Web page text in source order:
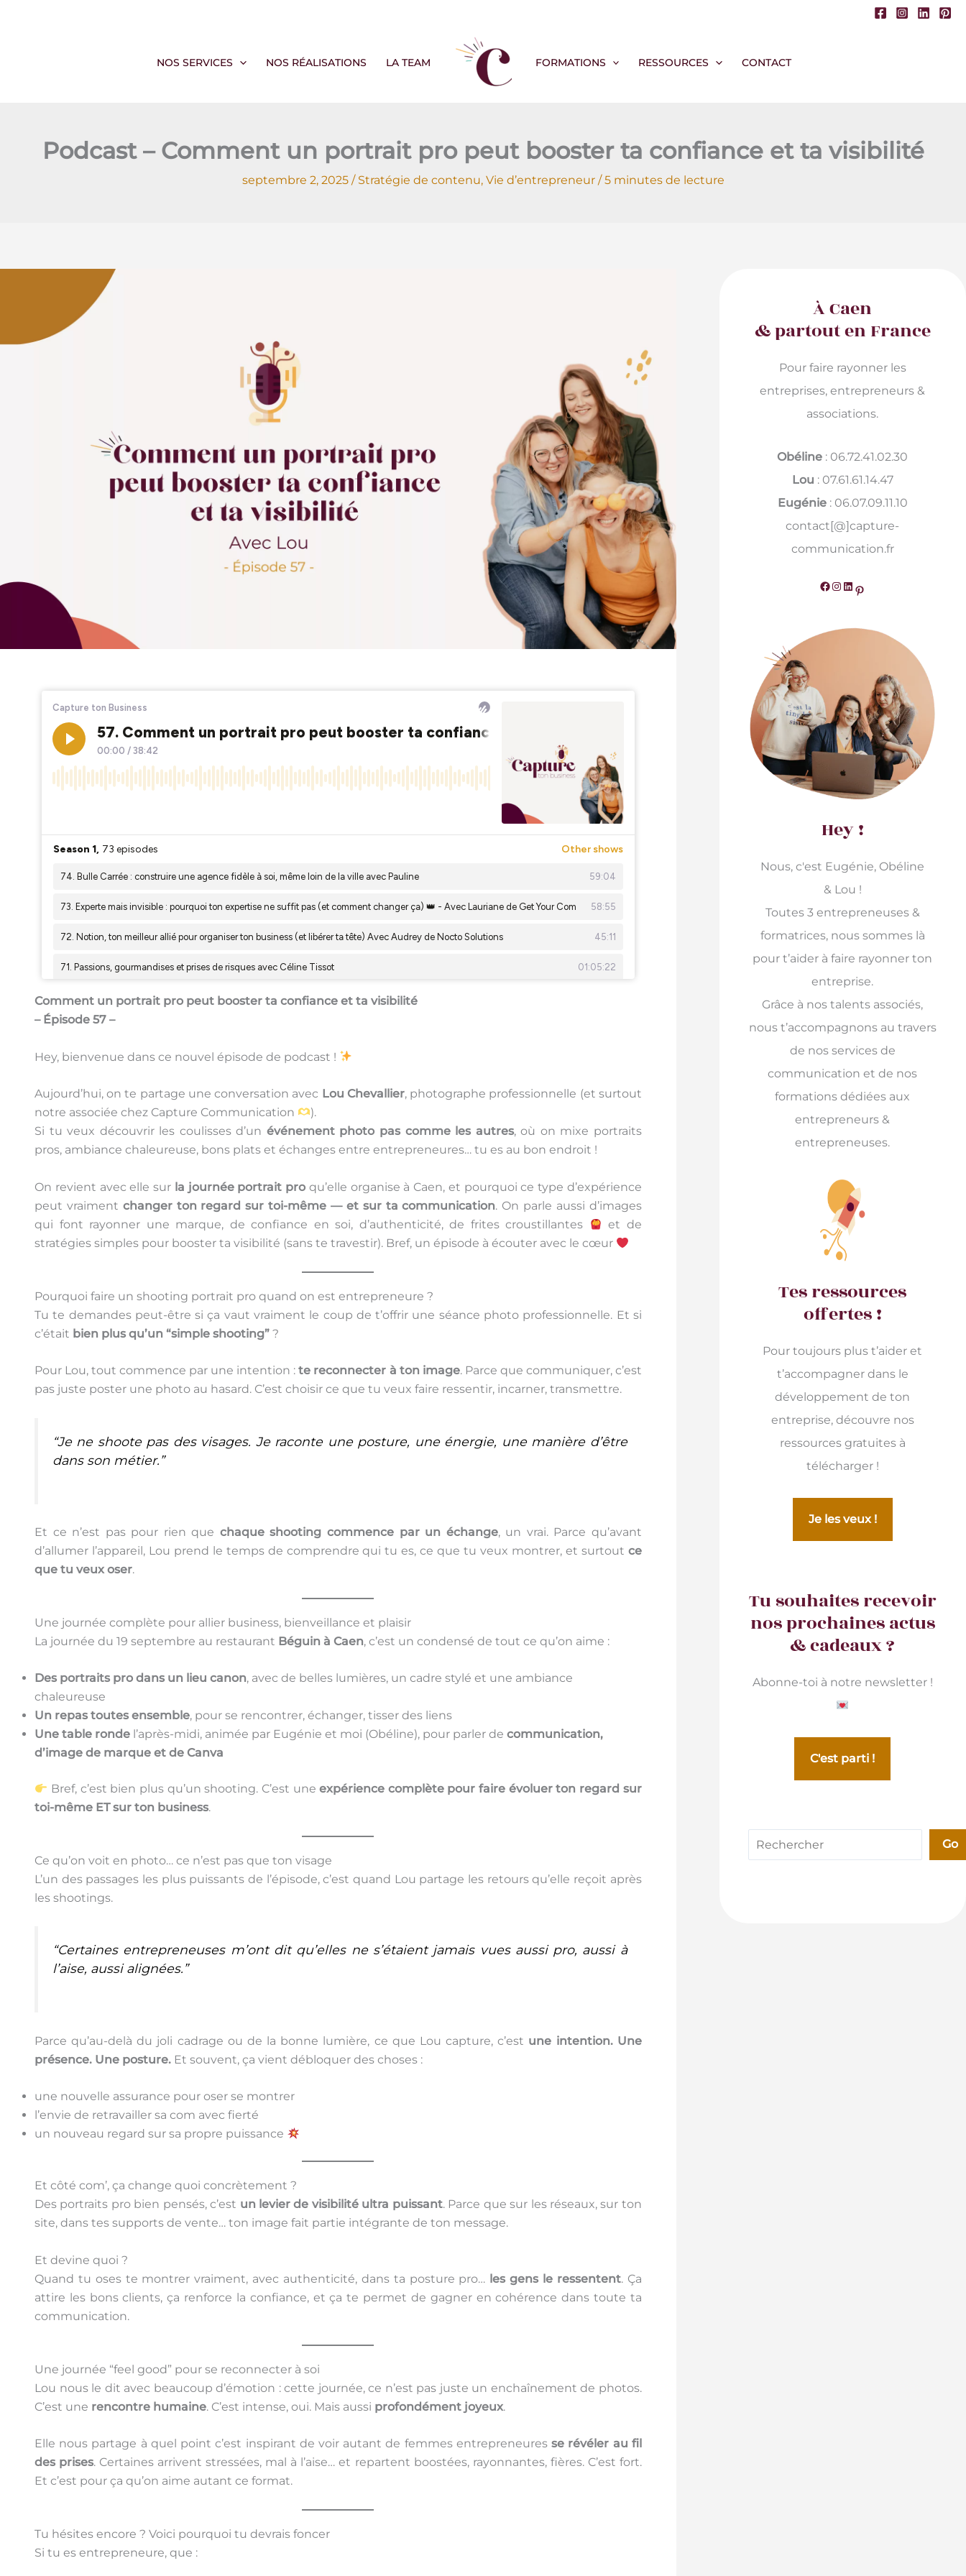
NOS SERVICES NOS RÉALISATIONS LA TEAM FORMATIONS RESSOURCES CONTACT
Podcast – Comment un portrait pro peut booster ta confiance et ta visibilité
septembre 2, 2025 / Stratégie de contenu, Vie d’entrepreneur/5 minutes de lecture
Comment un portrait pro peut booster ta confiance et ta visibilité
– Épisode 57 –
Hey, bienvenue dans ce nouvel épisode de podcast !
Aujourd’hui, on te partage une conversation avec Lou Chevallier, photographe professionnelle (et surtout
notre associée chez Capture Communication
).
Si tu veux découvrir les coulisses d’un événement photo pas comme les autres, où on mixe portraits
pros, ambiance chaleureuse, bons plats et échanges entre entrepreneures… tu es au bon endroit !
On revient avec elle sur la journée portrait pro qu’elle organise à Caen, et pourquoi ce type d’expérience
peut vraiment changer ton regard sur toi-même — et sur ta communication. On parle aussi d’images
qui font rayonner une marque, de confiance en soi, d’authenticité, de frites croustillantes
et de
stratégies simples pour booster ta visibilité (sans te travestir). Bref, un épisode à écouter avec le cœur
Pourquoi faire un shooting portrait pro quand on est entrepreneure ?
Tu te demandes peut-être si ça vaut vraiment le coup de t’offrir une séance photo professionnelle. Et si
c’était bien plus qu’un “simple shooting” ?
Pour Lou, tout commence par une intention :te reconnecter à ton image. Parce que communiquer, c’est
pas juste poster une photo au hasard. C’est choisir ce que tu veux faire ressentir, incarner, transmettre.
“Je ne shoote pas des visages. Je raconte une posture, une énergie, une manière d’être
dans son métier.”
Et ce n’est pas pour rien que chaque shooting commence par un échange, un vrai. Parce qu’avant
d’allumer l’appareil, Lou prend le temps de comprendre qui tu es, ce que tu veux montrer, et surtout ce
que tu veux oser.
Une journée complète pour allier business, bienveillance et plaisir
La journée du 19 septembre au restaurant Béguin à Caen, c’est un condensé de tout ce qu’on aime :
Des portraits pro dans un lieu canon, avec de belles lumières, un cadre stylé et une ambiance
chaleureuse
Un repas toutes ensemble, pour se rencontrer, échanger, tisser des liens
Une table ronde l’après-midi, animée par Eugénie et moi (Obéline), pour parler de communication,
d’image de marque et de Canva
Bref, c’est bien plus qu’un shooting. C’est uneexpérience complète pour faire évoluer ton regard sur
toi-même ET sur ton business.
Ce qu’on voit en photo… ce n’est pas que ton visage
L’un des passages les plus puissants de l’épisode, c’est quand Lou partage les retours qu’elle reçoit après
les shootings.
“Certaines entrepreneuses m’ont dit qu’elles ne s’étaient jamais vues aussi pro, aussi à
l’aise, aussi alignées.”
Parce qu’au-delà du joli cadrage ou de la bonne lumière, ce que Lou capture, c’est une intention. Une
présence. Une posture. Et souvent, ça vient débloquer des choses :
une nouvelle assurance pour oser se montrer
l’envie de retravailler sa com avec fierté
un nouveau regard sur sa propre puissance
Et côté com’, ça change quoi concrètement ?
Des portraits pro bien pensés, c’est un levier de visibilité ultra puissant. Parce que sur les réseaux, sur ton
site, dans tes supports de vente… ton image fait partie intégrante de ton message.
Et devine quoi ?
Quand tu oses te montrer vraiment, avec authenticité, dans ta posture pro… les gens le ressentent. Ça
attire les bons clients, ça renforce la confiance, et ça te permet de gagner en cohérence dans toute ta
communication.
Une journée “feel good” pour se reconnecter à soi
Lou nous le dit avec beaucoup d’émotion : cette journée, ce n’est pas juste un enchaînement de photos.
C’est une rencontre humaine. C’est intense, oui. Mais aussi profondément joyeux.
Elle nous partage à quel point c’est inspirant de voir autant de femmes entrepreneuresse révéler au fil
des prises. Certaines arrivent stressées, mal à l’aise… et repartent boostées, rayonnantes, fières. C’est fort.
Et c’est pour ça qu’on aime autant ce format.
Tu hésites encore ? Voici pourquoi tu devrais foncer
Si tu es entrepreneure, que :
À Caen
& partout en France
Pour faire rayonner les
entreprises, entrepreneurs &
associations.
Obéline : 06.72.41.02.30
Lou : 07.61.61.14.47
Eugénie: 06.07.09.11.10
contact[@]capture-
communication.fr
Facebook Instagram LinkedIn Pinterest
Hey !
Nous, c'est Eugénie, Obéline
& Lou !
Toutes 3 entrepreneuses &
formatrices, nous sommes là
pour t’aider à faire rayonner ton
entreprise.
Grâce à nos talents associés,
nous t’accompagnons au travers
de nos services de
communication et de nos
formations dédiées aux
entrepreneurs &
entrepreneuses.
Tes ressources
offertes !
Pour toujours plus t’aider et
t’accompagner dans le
développement de ton
entreprise, découvre nos
ressources gratuites à
télécharger !
Je les veux !
Tu souhaites recevoir
nos prochaines actus
& cadeaux ?
Abonne-toi à notre newsletter !
C'est parti !
Rechercher Go